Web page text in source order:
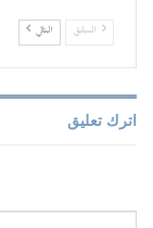
السابق التالي
اترك تعليق